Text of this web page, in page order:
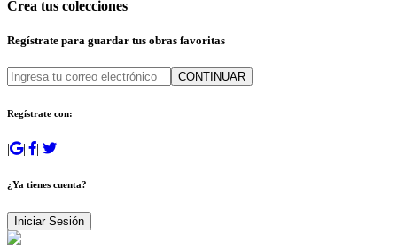
Crea tus colecciones
Regístrate para guardar tus obras favoritas
CONTINUAR
Regístrate con:
| | | |
¿Ya tienes cuenta?
Iniciar Sesión